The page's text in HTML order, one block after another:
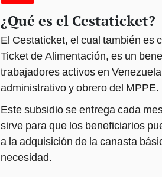
¿Qué es el Cestaticket?
El Cestaticket, el cual también es
Ticket de Alimentación, es un
trabajadores activos en
administrativo y obrero del MPPE.
Este subsidio se entrega cada
sirve para que los beneficiarios
a la adquisición de la canasta
necesidad.